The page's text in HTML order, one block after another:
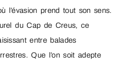
l’évasion prend tout son sens.
du Cap de Creus, ce
entre balades
Que l’on soit adepte